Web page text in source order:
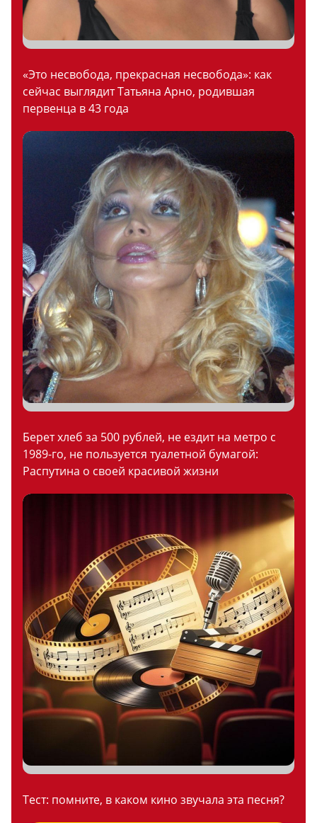
«Это несвобода, прекрасная несвобода»: как
сейчас выглядит Татьяна Арно, родившая
первенца в 43 года
Берет хлеб за 500 рублей, не ездит на метро с
1989-го, не пользуется туалетной бумагой:
Распутина о своей красивой жизни
Тест: помните, в каком кино звучала эта песня?